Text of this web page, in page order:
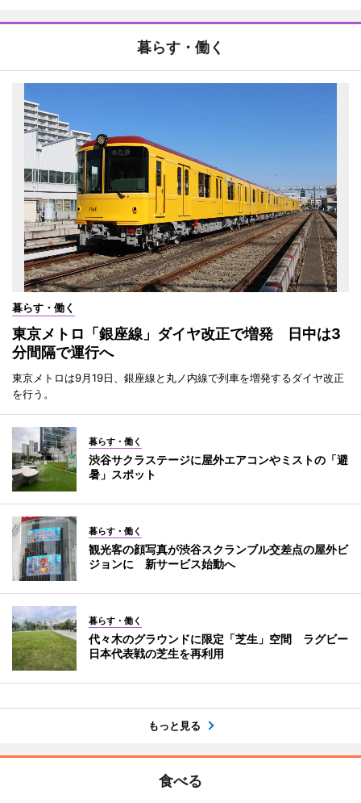
暮らす・働く
暮らす・働く
東京メトロ「銀座線」ダイヤ改正で増発 日中は3
分間隔で運行へ
東京メトロは9月19日、銀座線と丸ノ内線で列車を増発するダイヤ改正
を行う。
暮らす・働く
渋谷サクラステージに屋外エアコンやミストの「避
暑」スポット
暮らす・働く
観光客の顔写真が渋谷スクランブル交差点の屋外ビ
ジョンに 新サービス始動へ
暮らす・働く
代々木のグラウンドに限定「芝生」空間 ラグビー
日本代表戦の芝生を再利用
もっと見る
食べる